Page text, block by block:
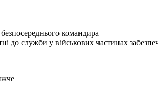
командира
до служби у військових частинах